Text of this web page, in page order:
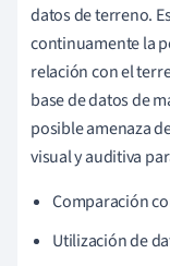
datos de terreno.
continuamente la
relación con el
base de datos de
posible amenaza
visual y auditiva
Comparación
Utilización de